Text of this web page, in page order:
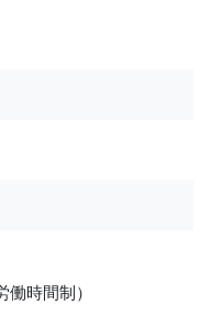
時間制）